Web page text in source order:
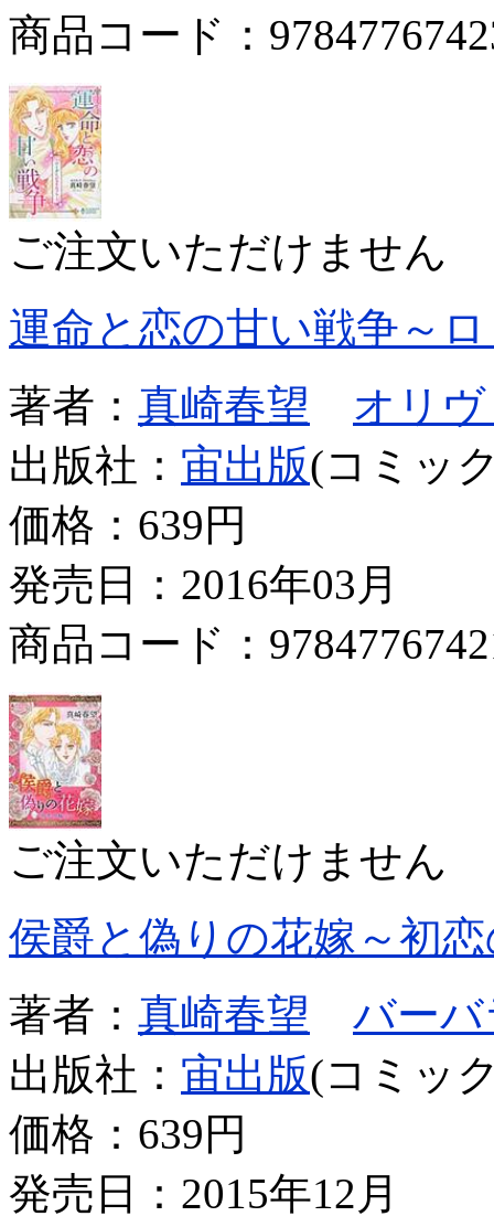
商品コード：
ご注文いただけません
運命と恋の甘い戦争～
著者： 真崎春望
オリ
出版社： 宙出版(コミッ
価格： 639円
発売日：2016年03月
商品コード：
ご注文いただけません
侯爵と偽りの花嫁～初
著者： 真崎春望
バー
出版社： 宙出版(コミッ
価格： 639円
発売日：2015年12月